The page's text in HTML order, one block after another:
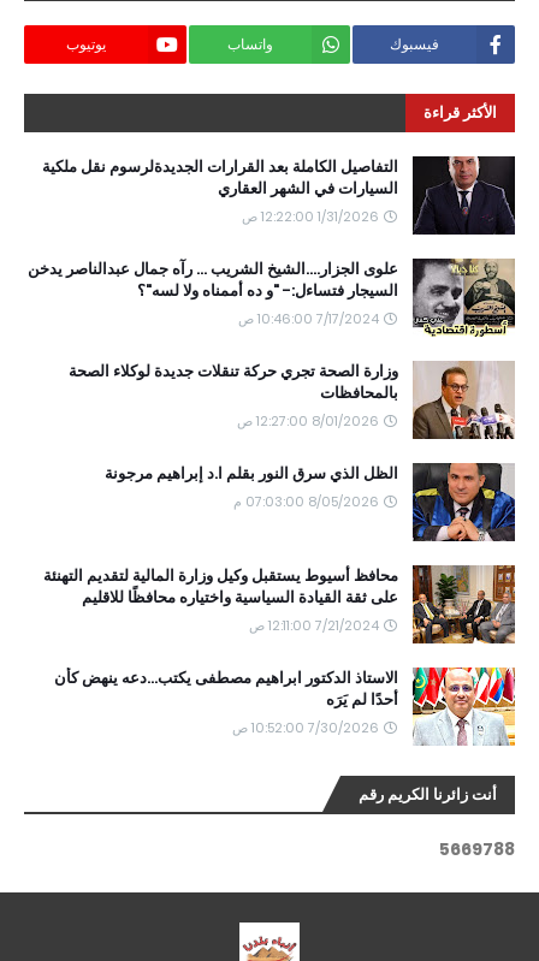
فيسبوك واتساب يوتيوب
الأكثر قراءة
التفاصيل الكاملة بعد القرارات الجديدةلرسوم نقل ملكية
السيارات في الشهر العقاري
1/31/2026 12:22:00 ص
علوى الجزار....الشيخ الشريب ... رآه جمال عبدالناصر يدخن
السيجار فتساءل:- "و ده أممناه ولا لسه"؟
7/17/2024 10:46:00 ص
وزارة الصحة تجري حركة تنقلات جديدة لوكلاء الصحة
بالمحافظات
8/01/2026 12:27:00 ص
الظل الذي سرق النور بقلم ا.د إبراهيم مرجونة
8/05/2026 07:03:00 م
محافظ أسيوط يستقبل وكيل وزارة المالية لتقديم التهنئة
على ثقة القيادة السياسية واختياره محافظًا للاقليم
7/21/2024 12:11:00 ص
الاستاذ الدكتور ابراهيم مصطفى يكتب...دعه ينهض كأن
أحدًا لم يَرَه
7/30/2026 10:52:00 ص
أنت زائرنا الكريم رقم
5669788